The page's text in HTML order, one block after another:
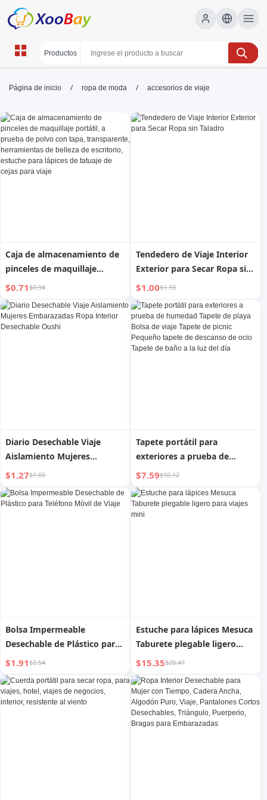
accesorios de viaje | XOOBAY
maletas, organizadores, seguridad, wholesale
accesorios de viaje, XOOBAY
Descubre prácticos accesorios para viajar: organización,
seguridad y comodidad en cada trayecto y experiencia.
Página de inicio / ropa de moda / accesorios de viaje
Caja de almacenamiento de
pinceles de maquillaje
portátil, a prueba de polvo
con tapa, transparente,
herramientas de belleza de
escritorio, estuche para
$0.71$0.94
Tendedero de Viaje Interior
Exterior para Secar Ropa sin
Taladro
$1.00$1.33
Diario Desechable Viaje
Aislamiento Mujeres
Embarazadas Ropa Interior
Desechable Oushi
$1.27$1.69
Tapete portátil para
exteriores a prueba de
humedad Tapete de playa
Bolsa de viaje Tapete de
picnic Pequeño tapete de
descanso de ocio Tapete de
$7.59$10.12
Bolsa Impermeable
Desechable de Plástico para
Teléfono Móvil de Viaje
$1.91$2.54
Estuche para lápices Mesuca
Taburete plegable ligero
para viajes mini
$15.35$20.47